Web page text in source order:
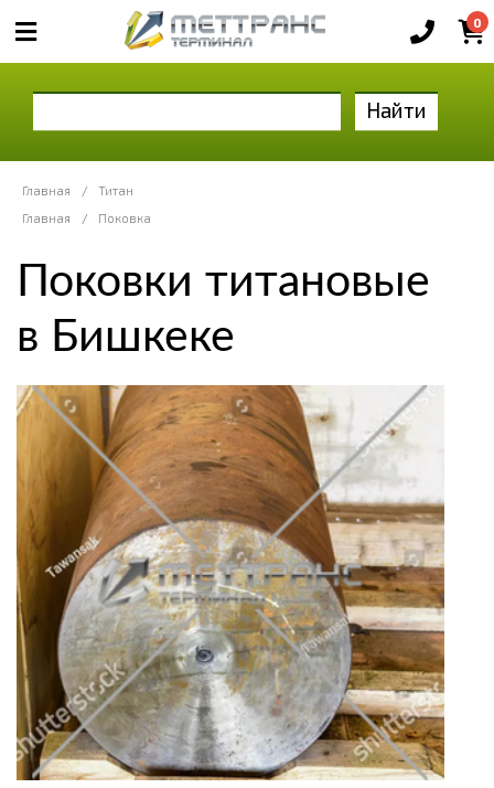
0
Найти
Главная /
Титан
Главная
/ Поковка
Поковки титановые
в Бишкеке